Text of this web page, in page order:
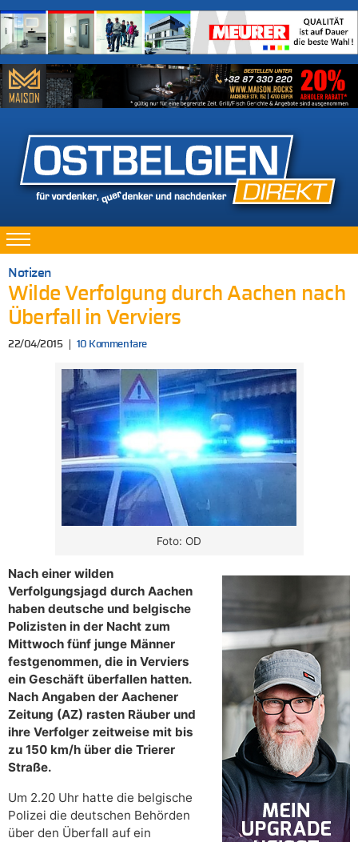
Notizen
Wilde Verfolgung durch Aachen nach
Überfall in Verviers
22/04/2015 10 Kommentare
Foto: OD
Nach einer wilden
Verfolgungsjagd durch Aachen
haben deutsche und belgische
Polizisten in der Nacht zum
Mittwoch fünf junge Männer
festgenommen, die in Verviers
ein Geschäft überfallen hatten.
Nach Angaben der Aachener
Zeitung (AZ) rasten Räuber und
ihre Verfolger zeitweise mit bis
zu 150 km/h über die Trierer
Straße.
Um 2.20 Uhr hatte die belgische
Polizei die deutschen Behörden
über den Überfall auf ein